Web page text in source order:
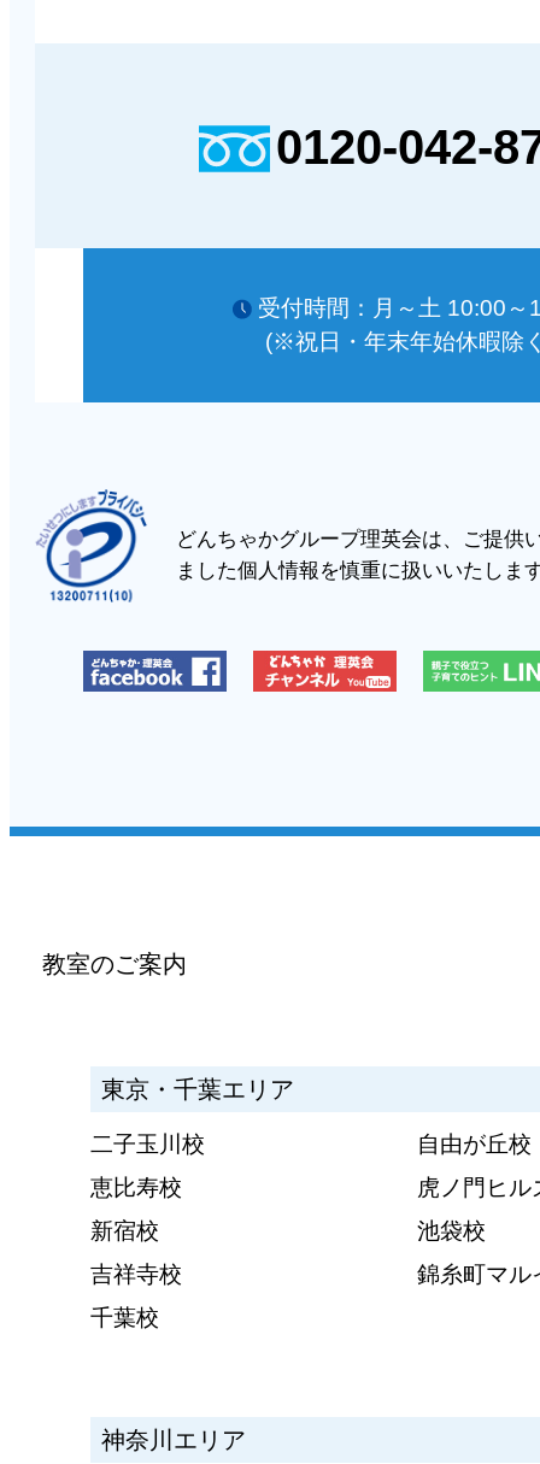
0120-042-
受付時間：月～土 10:00～
(※祝日・年末年始休暇除
どんちゃかグループ理英会は、ご提供
ました個人情報を慎重に扱いいたしま
教室のご案内
東京・千葉エリア
二子玉川校
自由が丘校
恵比寿校
虎ノ門ヒル
新宿校
池袋校
吉祥寺校
錦糸町マル
千葉校
神奈川エリア